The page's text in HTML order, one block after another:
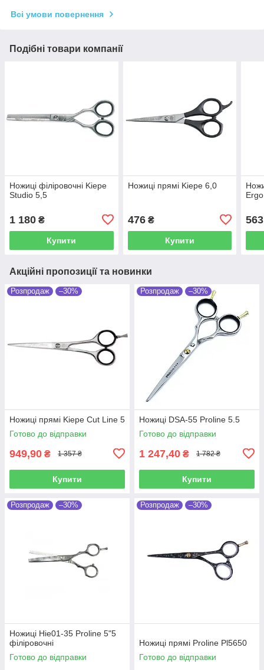
Всі умови повернення
Подібні товари компанії
Ножиці філіровочні Kiepe
Studio 5,5
1 180 ₴
Купити
Ножиці прямі Kiepe 6,0
476₴
Купити
563
Акційні пропозиції та новинки
Розпродаж –30%
Ножиці прямі Kiepe Cut Line 5
Готово до відправки
949,90 ₴ 1 357 ₴
Купити
Розпродаж –30%
Ножиці DSA-55 Proline 5.5
Готово до відправки
1 247,40 ₴ 1 782 ₴
Купити
Розпродаж –30%
Ножиці Hie01-35 Proline 5"5
філіровочні
Готово до відправки
Розпродаж –30%
Ножиці прямі Proline Pl5650
Готово до відправки